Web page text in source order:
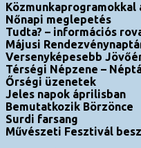
Közmunkaprogramokkal
Nőnapi meglepetés
Tudta? – információs
Májusi
Versenyképesebb
Térségi Népzene –
Őrségi üzenetek
Jeles napok áprilisban
Bemutatkozik Börzönce
Surdi farsang
Művészeti Fesztivál